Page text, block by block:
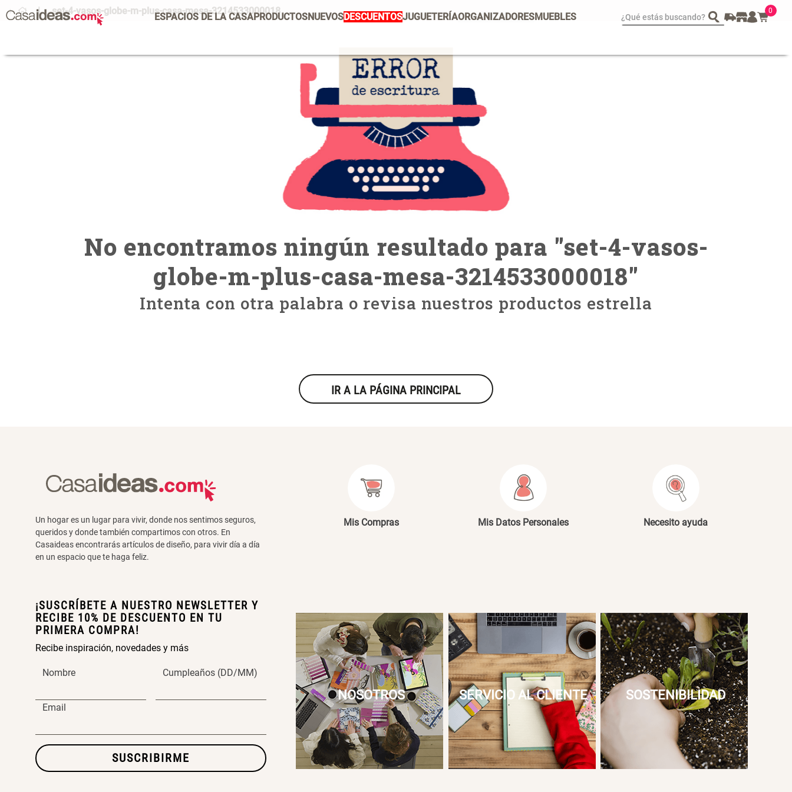
ESPACIOS DE LA CASAPRODUCTOSNUEVOSDESCUENTOSJUGUETERÍAORGANIZADORESMUEBLES ¿Qué estás buscando? 0
set-4-vasos-globe-m-plus-casa-mesa-3214533000018
No encontramos ningún resultado para "set-4-vasos-
globe-m-plus-casa-mesa-3214533000018"
Intenta con otra palabra o revisa nuestros productos estrella
IR A LA PÁGINA PRINCIPAL
Un hogar es un lugar para vivir, donde nos sentimos seguros,
queridos y donde también compartimos con otros. En
Casaideas encontrarás artículos de diseño, para vivir día a día
en un espacio que te haga feliz.
¡SUSCRÍBETE A NUESTRO NEWSLETTER Y
RECIBE 10% DE DESCUENTO EN TU
PRIMERA COMPRA!
Recibe inspiración, novedades y más
Nombre Cumpleaños (DD/MM)
Email
SUSCRIBIRME
Mis Compras Mis Datos Personales Necesito ayuda
NOSOTROS SERVICIO AL CLIENTE SOSTENIBILIDAD
Vajilla
Escurridor Platos
Tapete
Cojin
Individuales
Cojines
Escurridor
Cafe
Canasto
Set 2 Potes de Silicona